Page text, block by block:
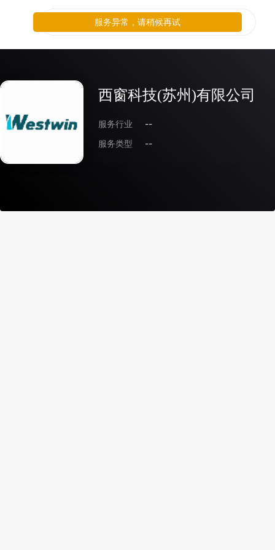
西窗科技(苏州)有限公司
服务行业
--
服务类型
--
服务异常，请稍候再试